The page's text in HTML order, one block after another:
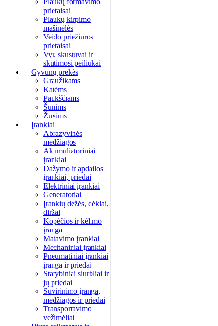
Plaukų formavimo
prietaisai
Plaukų kirpimo
mašinėlės
Veido priežiūros
prietaisai
Vyr. skustuvai ir
skutimosi peiliukai
Gyvūnų prekės
Graužikams
Katėms
Paukščiams
Šunims
Žuvims
Įrankiai
Abrazyvinės
medžiagos
Akumuliatoriniai
įrankiai
Dažymo ir apdailos
įrankiai, priedai
Elektriniai įrankiai
Generatoriai
Įrankių dėžės, dėklai,
diržai
Kopėčios ir kėlimo
įranga
Matavimo įrankiai
Mechaniniai įrankiai
Pneumatiniai įrankiai,
įranga ir priedai
Statybiniai siurbliai ir
jų priedai
Suvirinimo įranga,
medžiagos ir priedai
Transportavimo
vežimėliai